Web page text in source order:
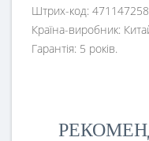
Штрих-код:
Країна-виробник:
Гарантія: 5 років.